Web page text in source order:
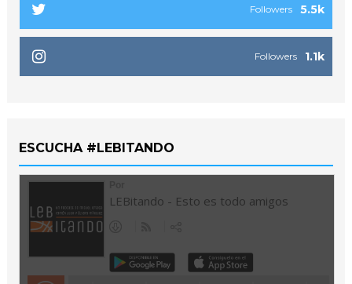
5.5k
Followers
1.1k
Followers
ESCUCHA #LEBITANDO